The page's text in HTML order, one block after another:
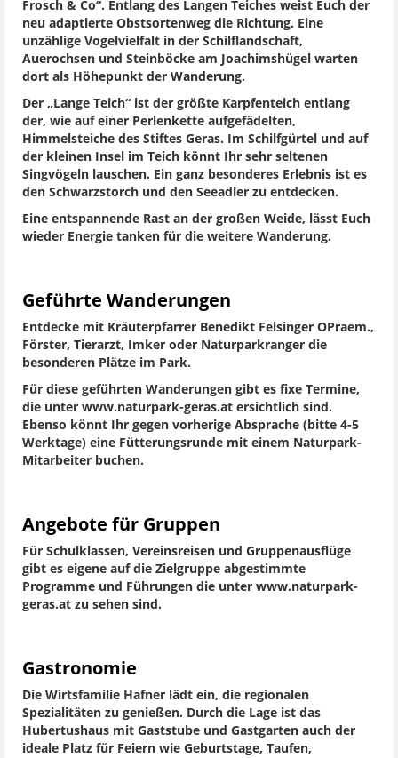
Frosch & Co“. Entlang des Langen Teiches weist Euch der
neu adaptierte Obstsortenweg die Richtung. Eine
unzählige Vogelvielfalt in der Schilflandschaft,
Auerochsen und Steinböcke am Joachimshügel warten
dort als Höhepunkt der Wanderung.
Der „Lange Teich“ ist der größte Karpfenteich entlang
der, wie auf einer Perlenkette aufgefädelten,
Himmelsteiche des Stiftes Geras. Im Schilfgürtel und auf
der kleinen Insel im Teich könnt Ihr sehr seltenen
Singvögeln lauschen. Ein ganz besonderes Erlebnis ist es
den Schwarzstorch und den Seeadler zu entdecken.
Eine entspannende Rast an der großen Weide, lässt Euch
wieder Energie tanken für die weitere Wanderung.
Geführte Wanderungen
Entdecke mit Kräuterpfarrer Benedikt Felsinger OPraem.,
Förster, Tierarzt, Imker oder Naturparkranger die
besonderen Plätze im Park.
Für diese geführten Wanderungen gibt es fixe Termine,
die unter www.naturpark-geras.at ersichtlich sind.
Ebenso könnt Ihr gegen vorherige Absprache (bitte 4-5
Werktage) eine Fütterungsrunde mit einem Naturpark-
Mitarbeiter buchen.
Angebote für Gruppen
Für Schulklassen, Vereinsreisen und Gruppenausflüge
gibt es eigene auf die Zielgruppe abgestimmte
Programme und Führungen die unter www.naturpark-
geras.at zu sehen sind.
Gastronomie
Die Wirtsfamilie Hafner lädt ein, die regionalen
Spezialitäten zu genießen. Durch die Lage ist das
Hubertushaus mit Gaststube und Gastgarten auch der
ideale Platz für Feiern wie Geburtstage, Taufen,